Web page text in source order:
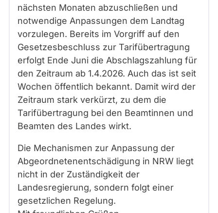
nächsten Monaten abzuschließen und
notwendige Anpassungen dem Landtag
vorzulegen. Bereits im Vorgriff auf den
Gesetzesbeschluss zur Tarifübertragung
erfolgt Ende Juni die Abschlagszahlung für
den Zeitraum ab 1.4.2026. Auch das ist seit
Wochen öffentlich bekannt. Damit wird der
Zeitraum stark verkürzt, zu dem die
Tarifübertragung bei den Beamtinnen und
Beamten des Landes wirkt.
Die Mechanismen zur Anpassung der
Abgeordnetenentschädigung in NRW liegt
nicht in der Zuständigkeit der
Landesregierung, sondern folgt einer
gesetzlichen Regelung.